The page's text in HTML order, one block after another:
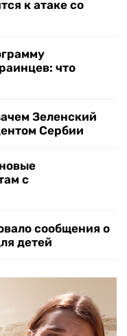
к атаке со
что
Зеленский
Сербии
с
сообщения о
детей